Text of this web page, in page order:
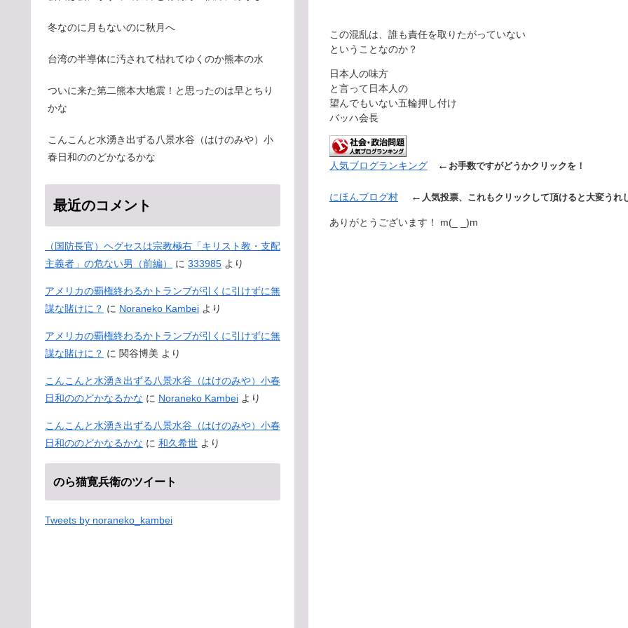
この混乱は、誰も責任を取りたがっていない
ということなのか？
日本人の味方
と言って日本人の
望んでもいない五輪押し付け
バッハ会長
人気ブログランキング ← お手数ですがどうかクリックを！
にほんブログ村 ← 人気投票、これもクリックして頂けると大変うれ
ありがとうございます！ m(_ _)m
冬なのに月もないのに秋月へ
台湾の半導体に汚されて枯れてゆくのか熊本の水
ついに来た第二熊本大地震！と思ったのは早とちり
かな
こんこんと水湧き出ずる八景水谷（はけのみや）小
春日和ののどかなるかな
最近のコメント
（国防長官）ヘグセスは宗教極右「キリスト教・支配
主義者」の危ない男（前編）
に 333985 より
アメリカの覇権終わるかトランプが引くに引けずに無
謀な賭けに？ に Noraneko Kambei より
アメリカの覇権終わるかトランプが引くに引けずに無
謀な賭けに？ に 関谷博美 より
こんこんと水湧き出ずる八景水谷（はけのみや）小春
日和ののどかなるかな に Noraneko Kambei より
こんこんと水湧き出ずる八景水谷（はけのみや）小春
日和ののどかなるかな に 和久希世 より
のら猫寛兵衛のツイート
Tweets by noraneko_kambei